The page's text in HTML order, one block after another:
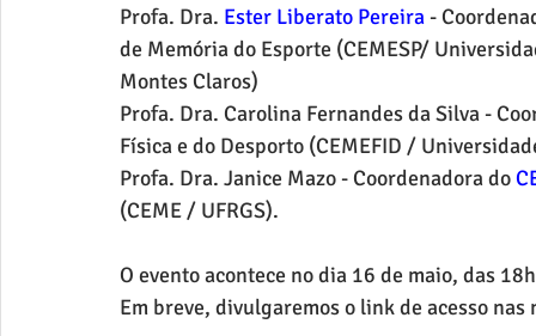
Profa. Dra. Ester Liberato Pereira -
de Memória do Esporte (CEMESP/
Montes Claros)
Profa. Dra. Carolina Fernandes da Silva -
Física e do Desporto (CEMEFID /
Profa. Dra. Janice Mazo - Coordenadora do
(CEME / UFRGS).
O evento acontece no dia 16 de maio, das
Em breve, divulgaremos o link de acesso nas